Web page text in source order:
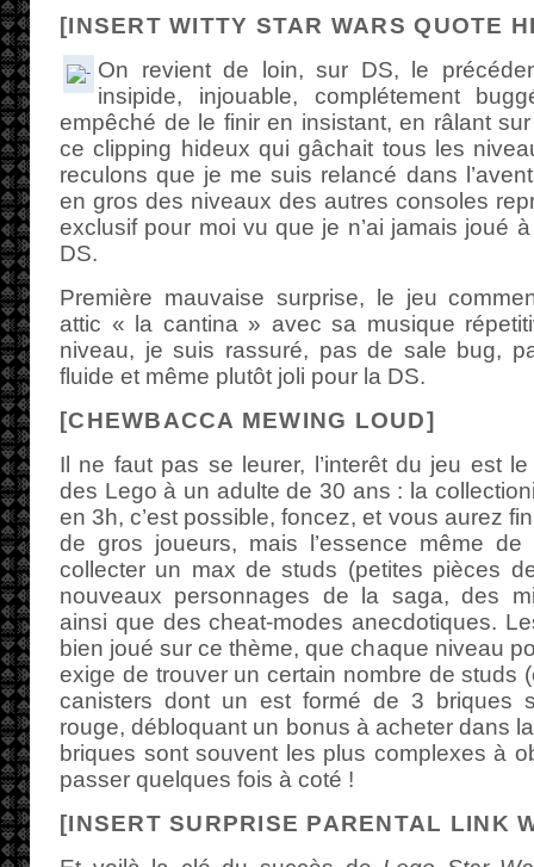
[INSERT WITTY STAR WARS QUOTE
On revient de loin, sur DS, le
insipide, injouable, complétement
empêché de le finir en insistant, en râlant
ce clipping hideux qui gâchait tous les
reculons que je me suis relancé dans
en gros des niveaux des autres consoles
exclusif pour moi vu que je n’ai jamais joué
DS.
Première mauvaise surprise, le jeu
attic « la cantina » avec sa musique
niveau, je suis rassuré, pas de sale bug,
fluide et même plutôt joli pour la DS.
[CHEWBACCA MEWING LOUD]
Il ne faut pas se leurer, l’interêt du jeu est
des Lego à un adulte de 30 ans : la
en 3h, c’est possible, foncez, et vous aurez
de gros joueurs, mais l’essence même de
collecter un max de studs (petites pièces
nouveaux personnages de la saga, des
ainsi que des cheat-modes anecdotiques.
bien joué sur ce thème, que chaque niveau
exige de trouver un certain nombre de studs
canisters dont un est formé de 3 briques
rouge, débloquant un bonus à acheter dans
briques sont souvent les plus complexes à
passer quelques fois à coté !
[INSERT SURPRISE PARENTAL LINK